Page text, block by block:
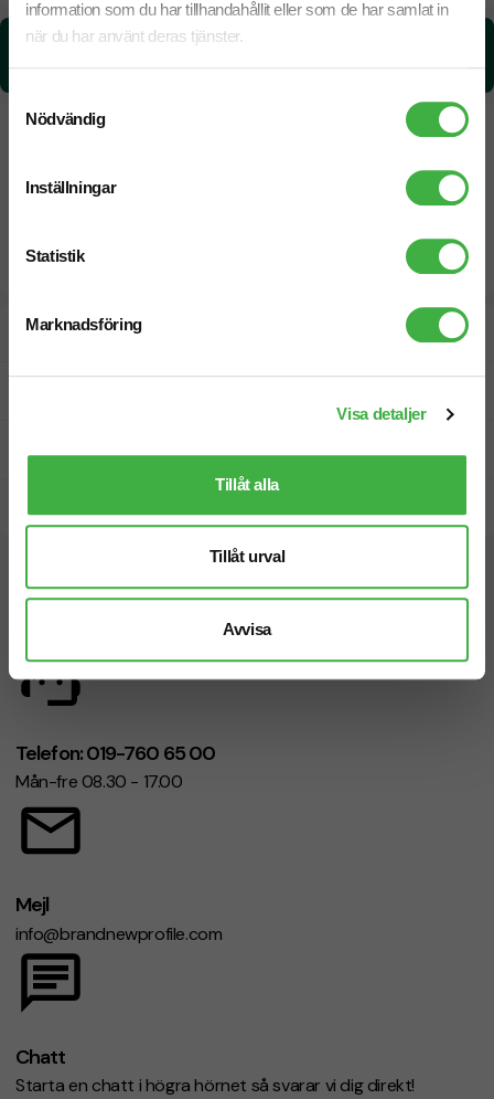
information som du har tillhandahållit eller som de har samlat in
när du har använt deras tjänster.
Samtyckesval
Nödvändig
Inställningar
Statistik
Marknadsföring
Visa detaljer
Tillåt alla
Tillåt urval
Avvisa
CO₂e -avtryck:
Designskiss inom 1 h
Vi hjälper dig gärna!
Telefon: 019-760 65 00
Mån-fre 08.30 - 17.00
Mejl
info@brandnewprofile.com
Chatt
Starta en chatt i högra hörnet så svarar vi dig direkt!